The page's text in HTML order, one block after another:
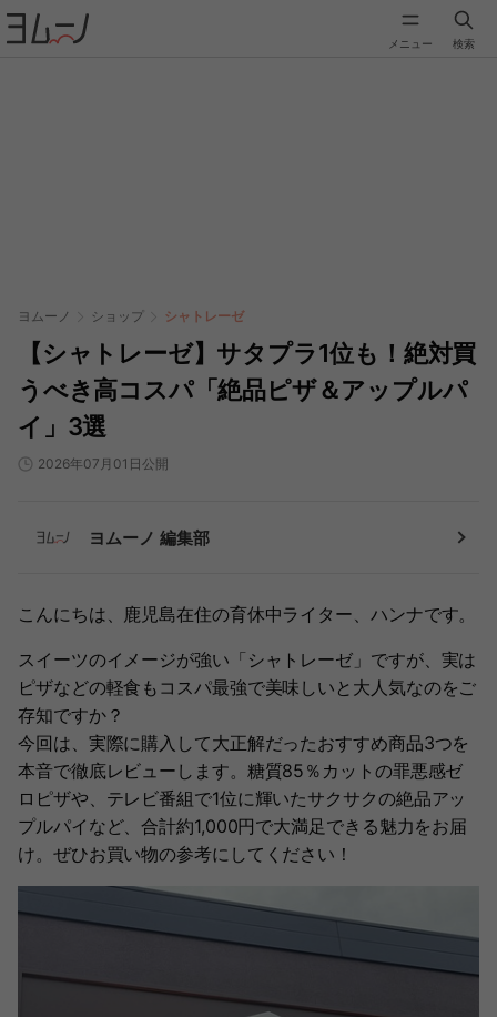
メニュー 検索
ヨムーノ ショップ シャトレーゼ
【シャトレーゼ】サタプラ1位も！絶対買
うべき高コスパ「絶品ピザ＆アップルパ
イ」3選
2026年07月01日公開
ヨムーノ 編集部
こんにちは、鹿児島在住の育休中ライター、ハンナです。
スイーツのイメージが強い「シャトレーゼ」ですが、実は
ピザなどの軽食もコスパ最強で美味しいと大人気なのをご
存知ですか？
今回は、実際に購入して大正解だったおすすめ商品3つを
本音で徹底レビューします。糖質85％カットの罪悪感ゼ
ロピザや、テレビ番組で1位に輝いたサクサクの絶品アッ
プルパイなど、合計約1,000円で大満足できる魅力をお届
け。ぜひお買い物の参考にしてください！